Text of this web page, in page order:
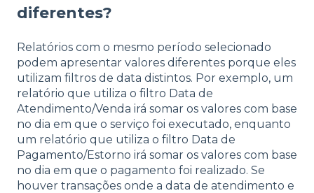
diferentes?
Relatórios com o mesmo período selecionado
podem apresentar valores diferentes porque eles
utilizam filtros de data distintos. Por exemplo, um
relatório que utiliza o filtro Data de
Atendimento/Venda irá somar os valores com base
no dia em que o serviço foi executado, enquanto
um relatório que utiliza o filtro Data de
Pagamento/Estorno irá somar os valores com base
no dia em que o pagamento foi realizado. Se
houver transações onde a data de atendimento e